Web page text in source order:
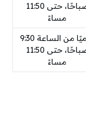
صباحًا، حتى 11:50
مساءً
يوميًا من الساعة 9:30
صباحًا، حتى 11:50
مساءً